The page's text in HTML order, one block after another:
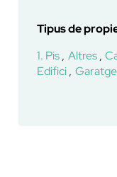
Tipus de
1. Pis Altres
Edifici Garatge